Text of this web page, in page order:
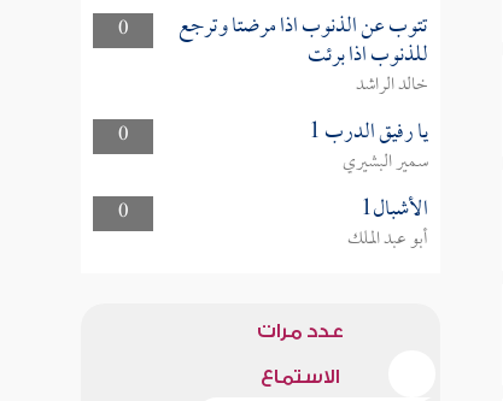
0
تتوب عن الذنوب اذا مرضتا وترجع
للذنوب اذا برئت
خالد الراشد
0
يا رفيق الدرب 1
سمير البشيري
0
الأشبال1
أبو عبد الملك
عدد مرات
الاستماع